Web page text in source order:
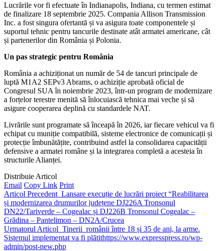
Lucrările vor fi efectuate în Indianapolis, Indiana, cu termen estimat
de finalizare 18 septembrie 2025. Compania Allison Transmission
Inc. a fost singura ofertantă și va asigura toate componentele și
suportul tehnic pentru tancurile destinate atât armatei americane, cât
și partenerilor din România și Polonia.
Un pas strategic pentru România
România a achiziționat un număr de 54 de tancuri principale de
luptă M1A2 SEPv3 Abrams, o achiziție aprobată oficial de
Congresul SUA în noiembrie 2023, într-un program de modernizare
a forțelor terestre menită să înlocuiască tehnica mai veche și să
asigure cooperarea deplină cu standardele NAT.
Livrările sunt programate să înceapă în 2026, iar fiecare vehicul va fi
echipat cu muniție compatibilă, sisteme electronice de comunicații și
protecție îmbunătățite, contribuind astfel la consolidarea capacității
defensive a armatei române și la integrarea completă a acesteia în
structurile Alianței.
Distribuie Articol
Email Copy Link Print
Articol Precedent Lansare execuție de lucrări proiect “Reabilitarea
și modernizarea drumurilor județene DJ226A Tronsonul
DN22/Tariverde – Cogealac și DJ226B Tronsonul Cogealac –
Grădina – Pantelimon – DN2A/Crucea
Urmatorul Articol Tinerii românii între 18 și 35 de ani, la arme.
Sistemul implementat va fi plătithttps://www.expresspress.ro/wp-
admin/post-new.php